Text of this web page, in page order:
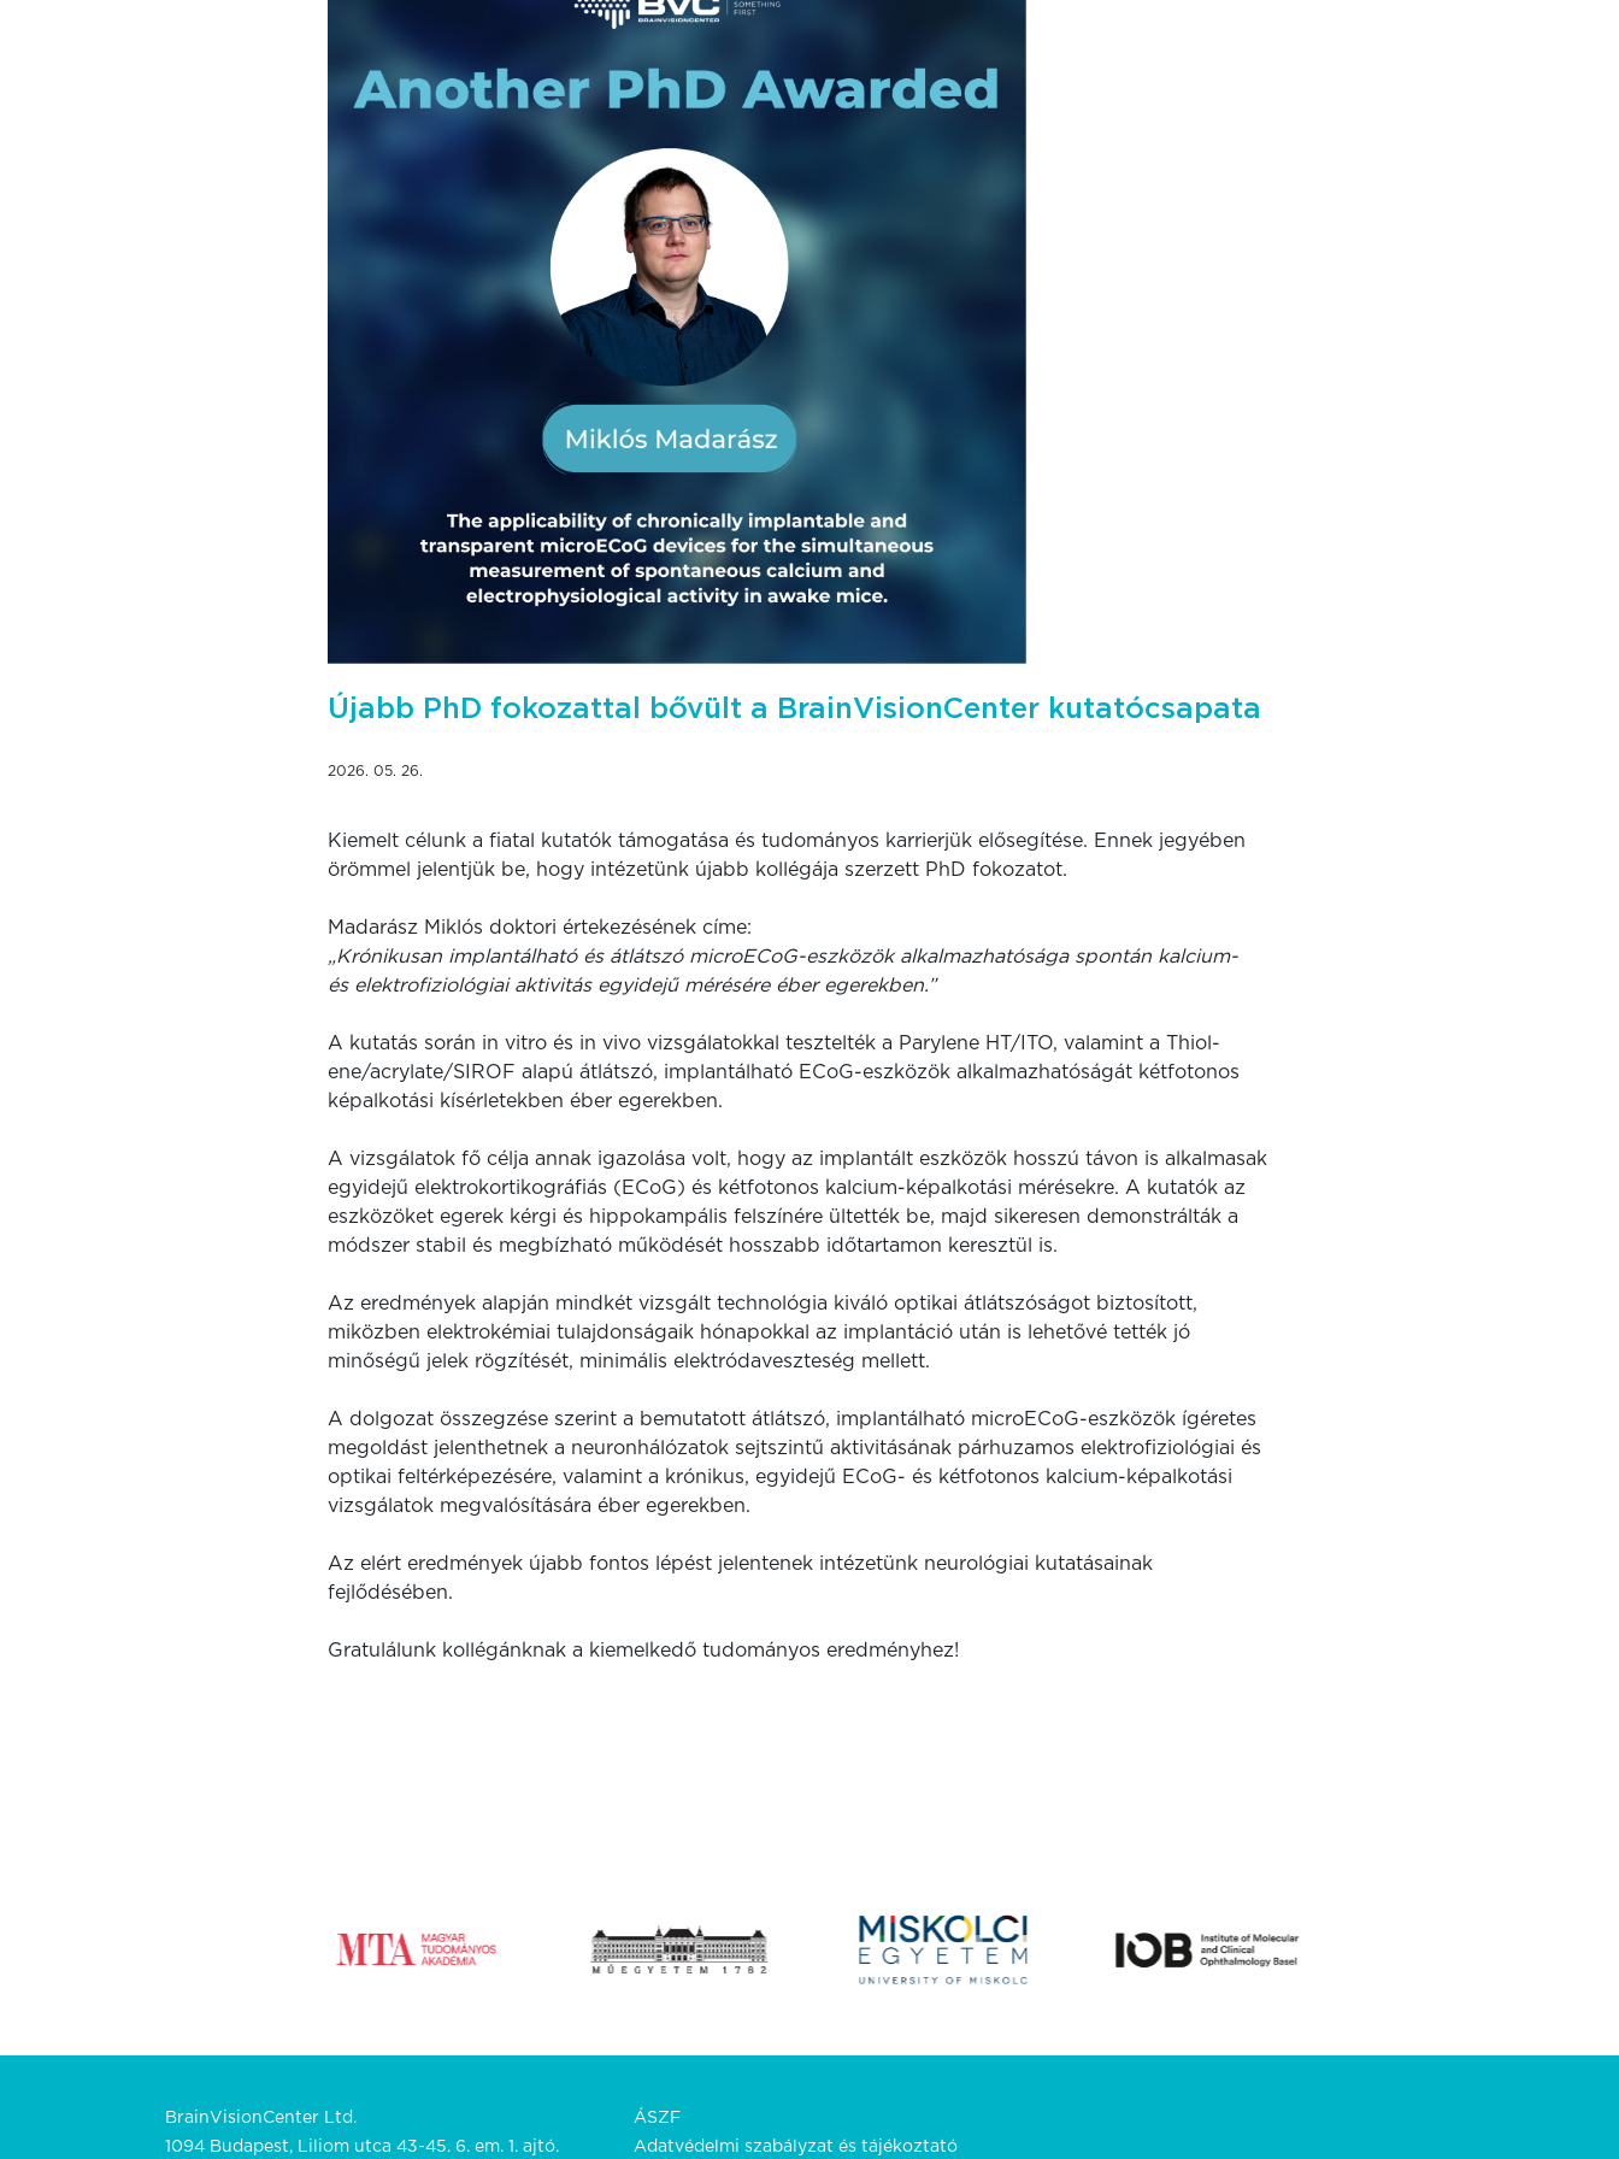
Újabb PhD fokozattal bővült a BrainVisionCenter kutatócsapata
2026. 05. 26.
Kiemelt célunk a fiatal kutatók támogatása és tudományos karrierjük elősegítése. Ennek jegyében
örömmel jelentjük be, hogy intézetünk újabb kollégája szerzett PhD fokozatot.
Madarász Miklós doktori értekezésének címe:
„Krónikusan implantálható és átlátszó microECoG-eszközök alkalmazhatósága spontán kalcium-
és elektrofiziológiai aktivitás egyidejű mérésére éber egerekben.”
A kutatás során in vitro és in vivo vizsgálatokkal tesztelték a Parylene HT/ITO, valamint a Thiol-
ene/acrylate/SIROF alapú átlátszó, implantálható ECoG-eszközök alkalmazhatóságát kétfotonos
képalkotási kísérletekben éber egerekben.
A vizsgálatok fő célja annak igazolása volt, hogy az implantált eszközök hosszú távon is alkalmasak
egyidejű elektrokortikográfiás (ECoG) és kétfotonos kalcium-képalkotási mérésekre. A kutatók az
eszközöket egerek kérgi és hippokampális felszínére ültették be, majd sikeresen demonstrálták a
módszer stabil és megbízható működését hosszabb időtartamon keresztül is.
Az eredmények alapján mindkét vizsgált technológia kiváló optikai átlátszóságot biztosított,
miközben elektrokémiai tulajdonságaik hónapokkal az implantáció után is lehetővé tették jó
minőségű jelek rögzítését, minimális elektródaveszteség mellett.
A dolgozat összegzése szerint a bemutatott átlátszó, implantálható microECoG-eszközök ígéretes
megoldást jelenthetnek a neuronhálózatok sejtszintű aktivitásának párhuzamos elektrofiziológiai és
optikai feltérképezésére, valamint a krónikus, egyidejű ECoG- és kétfotonos kalcium-képalkotási
vizsgálatok megvalósítására éber egerekben.
Az elért eredmények újabb fontos lépést jelentenek intézetünk neurológiai kutatásainak
fejlődésében.
Gratulálunk kollégánknak a kiemelkedő tudományos eredményhez!
BrainVisionCenter Ltd.
1094 Budapest, Liliom utca 43-45. 6. em. 1. ajtó.
ÁSZF
Adatvédelmi szabályzat és tájékoztató